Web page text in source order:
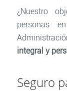
¿Nuestro
personas
integral y
Seguro